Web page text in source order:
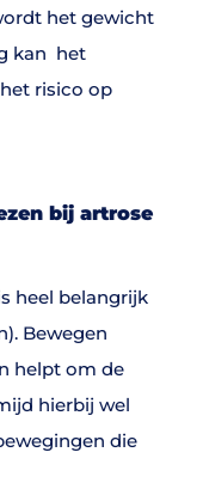
het gewicht
kan het
risico op
bij artrose
heel belangrijk
Bewegen
helpt om de
hierbij wel
die